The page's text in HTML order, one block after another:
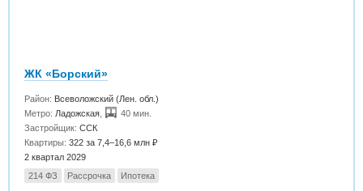
ЖК «Борский»
Район: Всеволожский (Лен. обл.)
Метро: Ладожская
40 мин.
Застройщик:ССК
Квартиры:322 за 7,4–16,6 млн ₽
2 квартал 2029
214 ФЗ
Рассрочка Ипотека